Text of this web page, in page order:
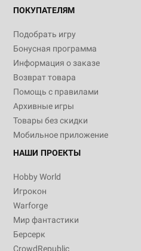
ПОКУПАТЕЛЯМ
Подобрать игру
Бонусная программа
Информация о заказе
Возврат товара
Помощь с правилами
Архивные игры
Товары без скидки
Мобильное приложение
НАШИ ПРОЕКТЫ
Hobby World
Игрокон
Warforge
Мир фантастики
Берсерк
CrowdRepublic